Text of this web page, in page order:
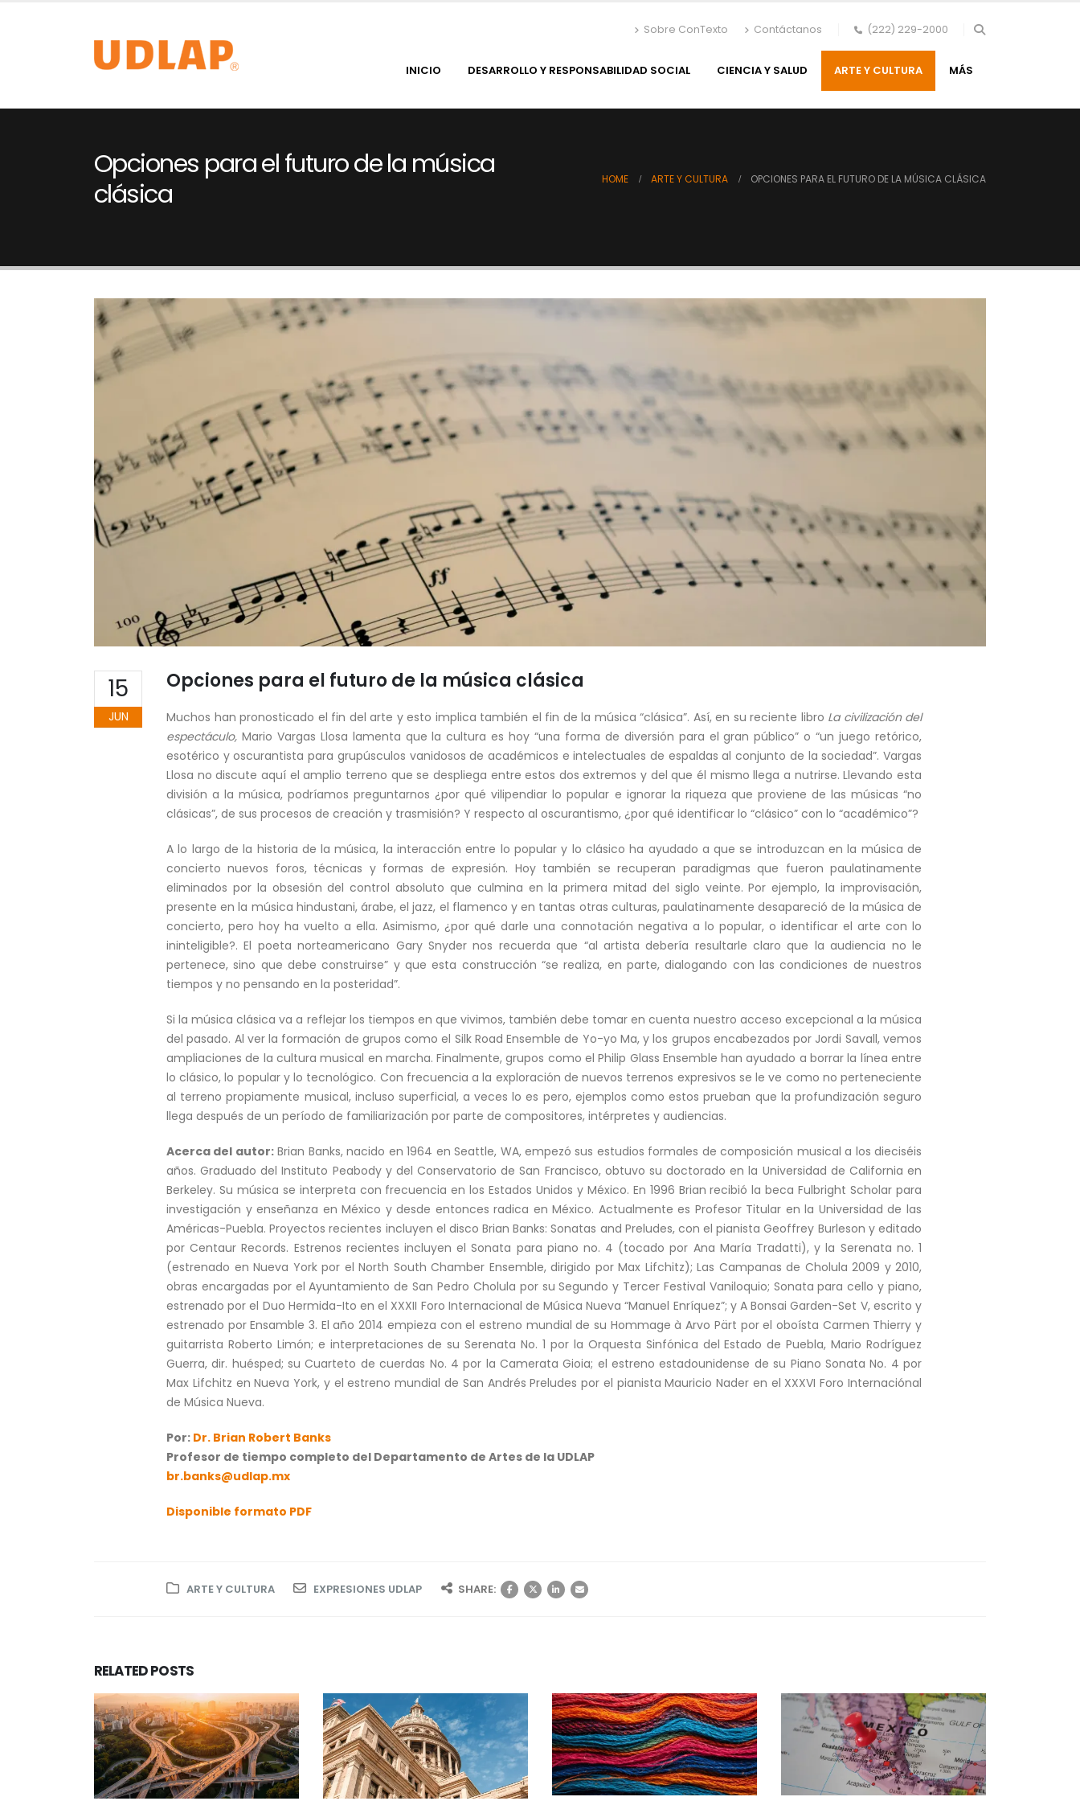
Sobre ConTexto Contáctanos (222) 229-2000
INICIO DESARROLLO Y RESPONSABILIDAD SOCIAL CIENCIA Y SALUD ARTE Y CULTURA MÁS
Opciones para el futuro de la música
clásica
HOME ARTE Y CULTURA OPCIONES PARA EL FUTURO DE LA MÚSICA CLÁSICA
15
JUN
Opciones para el futuro de la música clásica
Muchos han pronosticado el fin del arte y esto implica también el fin de la música “clásica”. Así, en su reciente libro La civilización del
espectáculo, Mario Vargas Llosa lamenta que la cultura es hoy “una forma de diversión para el gran público” o “un juego retórico,
esotérico y oscurantista para grupúsculos vanidosos de académicos e intelectuales de espaldas al conjunto de la sociedad”. Vargas
Llosa no discute aquí el amplio terreno que se despliega entre estos dos extremos y del que él mismo llega a nutrirse. Llevando esta
división a la música, podríamos preguntarnos ¿por qué vilipendiar lo popular e ignorar la riqueza que proviene de las músicas “no
clásicas”, de sus procesos de creación y trasmisión? Y respecto al oscurantismo, ¿por qué identificar lo “clásico” con lo “académico”?
A lo largo de la historia de la música, la interacción entre lo popular y lo clásico ha ayudado a que se introduzcan en la música de
concierto nuevos foros, técnicas y formas de expresión. Hoy también se recuperan paradigmas que fueron paulatinamente
eliminados por la obsesión del control absoluto que culmina en la primera mitad del siglo veinte. Por ejemplo, la improvisación,
presente en la música hindustani, árabe, el jazz, el flamenco y en tantas otras culturas, paulatinamente desapareció de la música de
concierto, pero hoy ha vuelto a ella. Asimismo, ¿por qué darle una connotación negativa a lo popular, o identificar el arte con lo
ininteligible?. El poeta norteamericano Gary Snyder nos recuerda que “al artista debería resultarle claro que la audiencia no le
pertenece, sino que debe construirse” y que esta construcción “se realiza, en parte, dialogando con las condiciones de nuestros
tiempos y no pensando en la posteridad”.
Si la música clásica va a reflejar los tiempos en que vivimos, también debe tomar en cuenta nuestro acceso excepcional a la música
del pasado. Al ver la formación de grupos como el Silk Road Ensemble de Yo-yo Ma, y los grupos encabezados por Jordi Savall, vemos
ampliaciones de la cultura musical en marcha. Finalmente, grupos como el Philip Glass Ensemble han ayudado a borrar la línea entre
lo clásico, lo popular y lo tecnológico. Con frecuencia a la exploración de nuevos terrenos expresivos se le ve como no perteneciente
al terreno propiamente musical, incluso superficial, a veces lo es pero, ejemplos como estos prueban que la profundización seguro
llega después de un período de familiarización por parte de compositores, intérpretes y audiencias.
Acerca del autor:Brian Banks, nacido en 1964 en Seattle, WA, empezó sus estudios formales de composición musical a los dieciséis
años. Graduado del Instituto Peabody y del Conservatorio de San Francisco, obtuvo su doctorado en la Universidad de California en
Berkeley. Su música se interpreta con frecuencia en los Estados Unidos y México. En 1996 Brian recibió la beca Fulbright Scholar para
investigación y enseñanza en México y desde entonces radica en México. Actualmente es Profesor Titular en la Universidad de las
Américas-Puebla. Proyectos recientes incluyen el disco Brian Banks: Sonatas and Preludes, con el pianista Geoffrey Burleson y editado
por Centaur Records. Estrenos recientes incluyen el Sonata para piano no. 4 (tocado por Ana María Tradatti), y la Serenata no. 1
(estrenado en Nueva York por el North South Chamber Ensemble, dirigido por Max Lifchitz); Las Campanas de Cholula 2009 y 2010,
obras encargadas por el Ayuntamiento de San Pedro Cholula por su Segundo y Tercer Festival Vaniloquio; Sonata para cello y piano,
estrenado por el Duo Hermida-Ito en el XXXII Foro Internacional de Música Nueva “Manuel Enríquez”; y A Bonsai Garden-Set V, escrito y
estrenado por Ensamble 3. El año 2014 empieza con el estreno mundial de su Hommage à Arvo Pärt por el oboísta Carmen Thierry y
guitarrista Roberto Limón; e interpretaciones de su Serenata No. 1 por la Orquesta Sinfónica del Estado de Puebla, Mario Rodríguez
Guerra, dir. huésped; su Cuarteto de cuerdas No. 4 por la Camerata Gioia; el estreno estadounidense de su Piano Sonata No. 4 por
Max Lifchitz en Nueva York, y el estreno mundial de San Andrés Preludes por el pianista Mauricio Nader en el XXXVI Foro Internaciónal
de Música Nueva.
Por: Dr. Brian Robert Banks
Profesor de tiempo completo del Departamento de Artes de la UDLAP
br.banks@udlap.mx
Disponible formato PDF
ARTE Y CULTURA EXPRESIONES UDLAP SHARE:
RELATEDPOSTS